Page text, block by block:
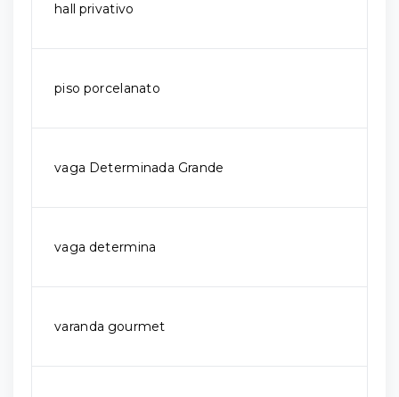
hall privativo
piso porcelanato
vaga Determinada Grande
vaga determina
varanda gourmet